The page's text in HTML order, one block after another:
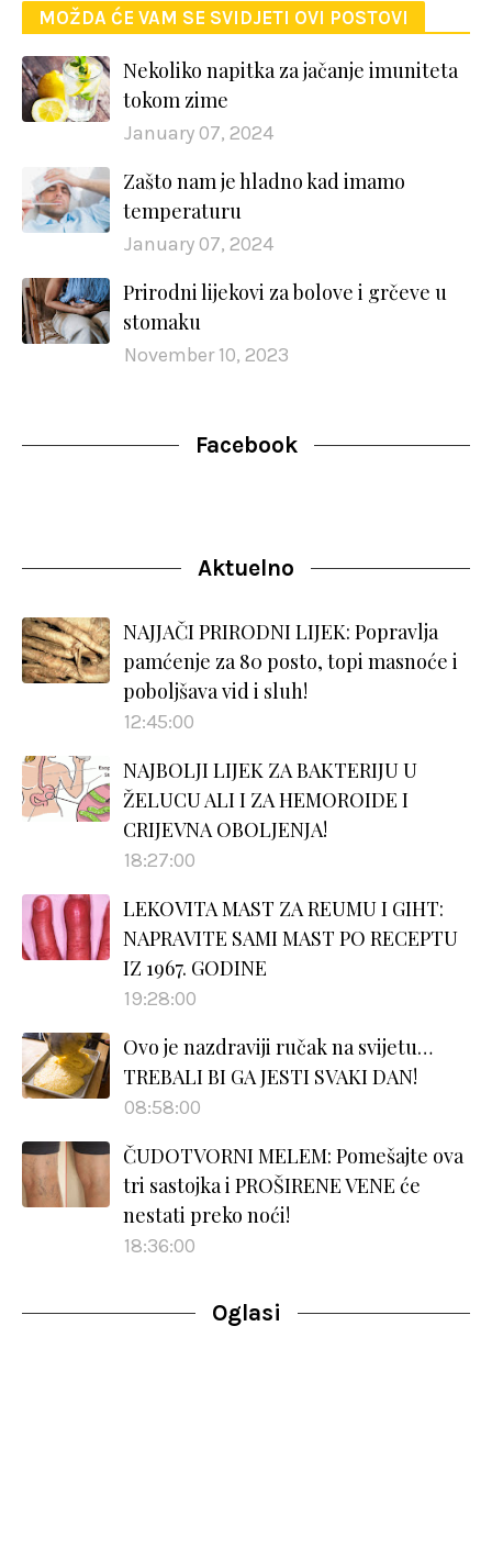
MOŽDA ĆE VAM SE SVIDJETI OVI POSTOVI
Nekoliko napitka za jačanje imuniteta
tokom zime
January 07, 2024
Zašto nam je hladno kad imamo
temperaturu
January 07, 2024
Prirodni lijekovi za bolove i grčeve u
stomaku
November 10, 2023
Facebook
Aktuelno
NAJJAČI PRIRODNI LIJEK: Popravlja
pamćenje za 80 posto, topi masnoće i
poboljšava vid i sluh!
12:45:00
NAJBOLJI LIJEK ZA BAKTERIJU U
ŽELUCU ALI I ZA HEMOROIDE I
CRIJEVNA OBOLJENJA!
18:27:00
LEKOVITA MAST ZA REUMU I GIHT:
NAPRAVITE SAMI MAST PO RECEPTU
IZ 1967. GODINE
19:28:00
Ovo je nazdraviji ručak na svijetu…
TREBALI BI GA JESTI SVAKI DAN!
08:58:00
ČUDOTVORNI MELEM: Pomešajte ova
tri sastojka i PROŠIRENE VENE će
nestati preko noći!
18:36:00
Oglasi